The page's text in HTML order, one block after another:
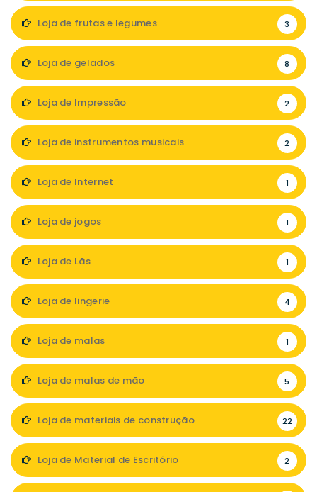
Loja de frutas e legumes 3
Loja de gelados 8
Loja de Impressão 2
Loja de instrumentos musicais 2
Loja de Internet 1
Loja de jogos 1
Loja de Lãs 1
Loja de lingerie 4
Loja de malas 1
Loja de malas de mão 5
Loja de materiais de construção 22
Loja de Material de Escritório 2